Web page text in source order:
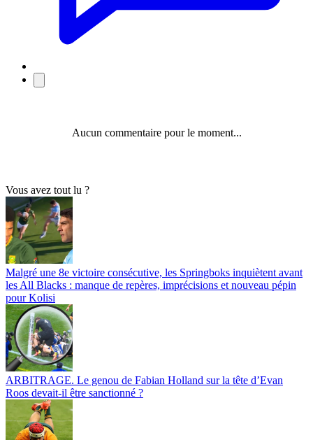
Aucun commentaire pour le moment...
Vous avez tout lu ?
Malgré une 8e victoire consécutive, les Springboks inquiètent avant
les All Blacks : manque de repères, imprécisions et nouveau pépin
pour Kolisi
ARBITRAGE. Le genou de Fabian Holland sur la tête d’Evan
Roos devait-il être sanctionné ?